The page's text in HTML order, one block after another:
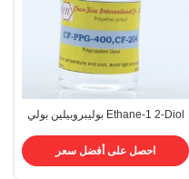
Ethane-1 2-Diol بوليبروبيلين بولي
31923-84-9 Propoxylated
احصل على أفضل سعر